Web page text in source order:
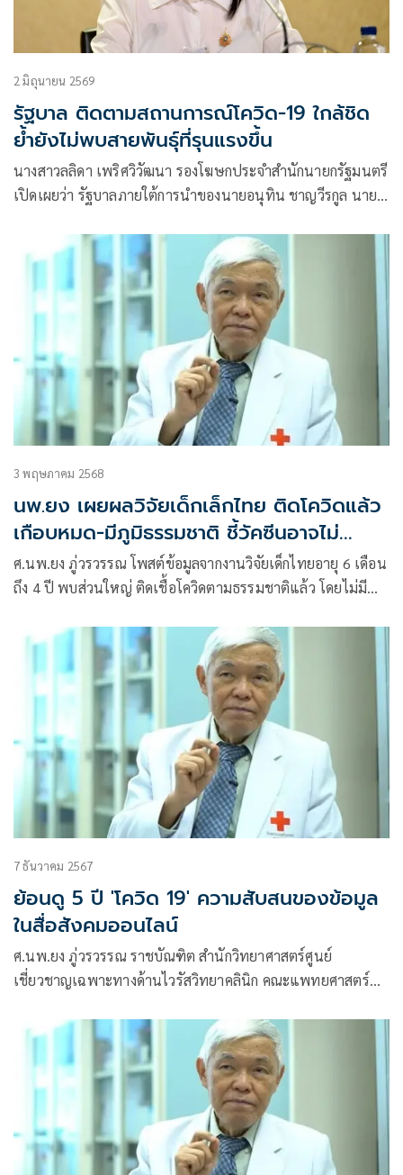
2 มิถุนายน 2569
รัฐบาล ติดตามสถานการณ์โควิด-19 ใกล้ชิด
ย้ำยังไม่พบสายพันธุ์ที่รุนแรงขึ้น
นางสาวลลิดา เพริศวิวัฒนา รองโฆษกประจำสำนักนายกรัฐมนตรี
เปิดเผยว่า รัฐบาลภายใต้การนำของนายอนุทิน ชาญวีรกูล นายก
3 พฤษภาคม 2568
นพ.ยง เผยผลวิจัยเด็กเล็กไทย ติดโควิดแล้ว
เกือบหมด-มีภูมิธรรมชาติ ชี้วัคซีนอาจไม่
จำเป็น
ศ.นพ.ยง ภู่วรวรรณ โพสต์ข้อมูลจากงานวิจัยเด็กไทยอายุ 6 เดือน
ถึง 4 ปี พบส่วนใหญ่ ติดเชื้อโควิดตามธรรมชาติแล้ว โดยไม่มี
พันธุ์ใหม่ แม้ไม่เคยได้รับวัคซีน ระบุชัด “วัคซีนอาจไม่มีความ
จำเป็นในเด็กเล็กที่แข็งแรง”
7 ธันวาคม 2567
ย้อนดู 5 ปี 'โควิด 19' ความสับสนของข้อมูล
ในสื่อสังคมออนไลน์
ศ.นพ.ยง ภู่วรวรรณ ราชบัณฑิต สำนักวิทยาศาสตร์ศูนย์
เชี่ยวชาญเฉพาะทางด้านไวรัสวิทยาคลินิก คณะแพทยศาสตร์